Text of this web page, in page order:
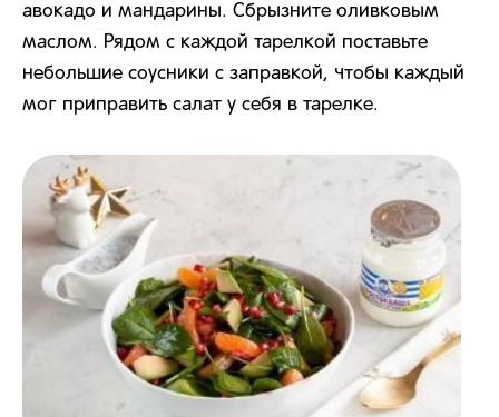
авокадо и мандарины. Сбрызните оливковым
маслом. Рядом с каждой тарелкой поставьте
небольшие соусники с заправкой, чтобы каждый
мог приправить салат у себя в тарелке.